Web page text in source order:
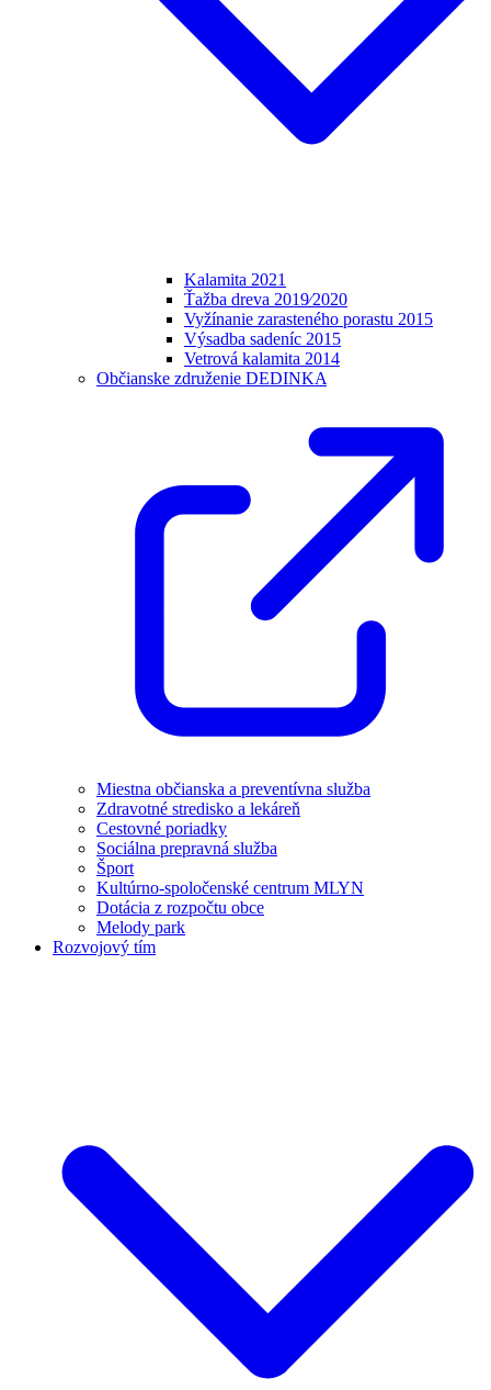
Kalamita 2021
Ťažba dreva 2019⁄2020
Vyžínanie zarasteného porastu 2015
Výsadba sadeníc 2015
Vetrová kalamita 2014
Občianske združenie DEDINKA
Miestna občianska a preventívna služba
Zdravotné stredisko a lekáreň
Cestovné poriadky
Sociálna prepravná služba
Šport
Kultúrno-spoločenské centrum MLYN
Dotácia z rozpočtu obce
Melody park
Rozvojový tím